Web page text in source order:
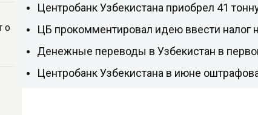
о
Центробанк Узбекистана приобрел 41
ЦБ прокомментировал идею ввести налог
Денежные переводы в Узбекистан в
Центробанк Узбекистана в июне